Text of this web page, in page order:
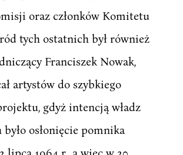
oraz członków Komitetu
tych ostatnich był również
Franciszek Nowak,
artystów do szybkiego
gdyż intencją władz
osłonięcie pomnika
lipca 1964 r., a więc w 20.